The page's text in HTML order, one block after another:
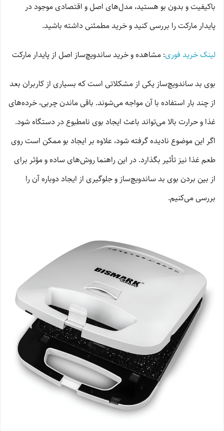
باکیفیت و بدون بو هستید، مدل‌های اصل و اقتصادی موجود در
پایدار مارکت را بررسی کنید و خرید مطمئنی داشته باشید.
لینک خرید فوری: مشاهده و خرید ساندویچ‌ساز اصل از پایدار مارکت
بوی بد ساندویچ‌ساز یکی از مشکلاتی است که بسیاری از کاربران بعد
از چند بار استفاده با آن مواجه می‌شوند. باقی ماندن چربی، خرده‌های
غذا و حرارت بالا می‌تواند باعث ایجاد بوی نامطبوع در دستگاه شود.
اگر این موضوع نادیده گرفته شود، علاوه بر ایجاد بو ممکن است روی
طعم غذا نیز تأثیر بگذارد. در این راهنما روش‌های ساده و مؤثر برای
از بین بردن بوی بد ساندویچ‌ساز و جلوگیری از ایجاد دوباره آن را
بررسی می‌کنیم.